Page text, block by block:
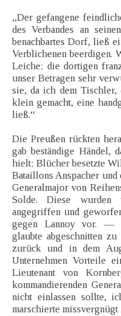
„Der gefangene
des Verbandes an
benachbartes Dorf, ließ
Verblichenen
Leiche; die dortigen
unser Betragen sehr
sie, da ich dem
klein gemacht, eine
ließ.“
Die Preußen rückten
gab beständige Händel,
hielt; Blücher besetzte
Bataillons Anspacher und
Generalmajor von
Solde. Diese wurden
angegriffen und
gegen Lannoy vor. —
glaubte abgeschnitten
zurück und in dem
Unternehmen Vorteile
Lieutenant von
kommandierenden
nicht einlassen sollte,
marschierte